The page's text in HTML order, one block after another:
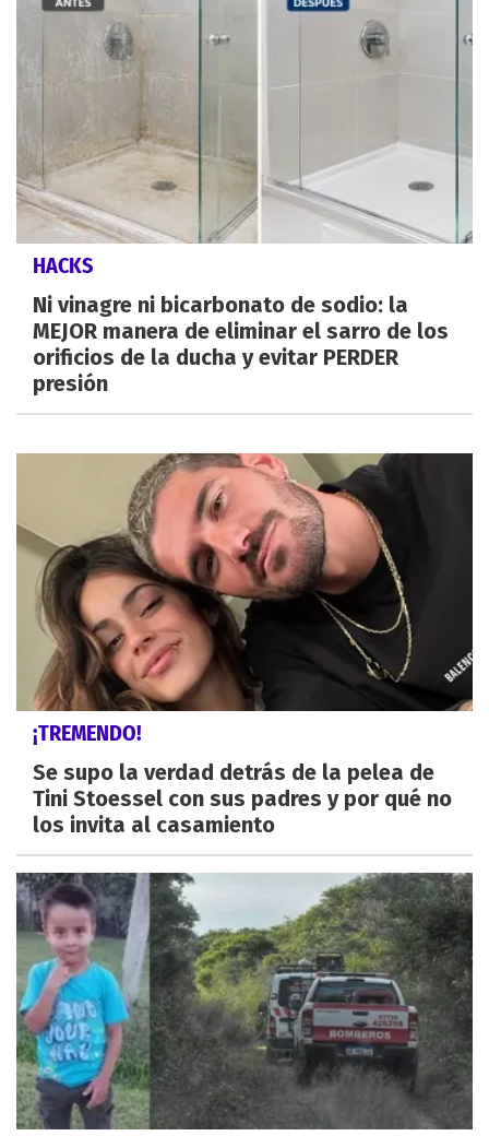
HACKS
Ni vinagre ni bicarbonato de sodio: la
MEJOR manera de eliminar el sarro de los
orificios de la ducha y evitar PERDER
presión
¡TREMENDO!
Se supo la verdad detrás de la pelea de
Tini Stoessel con sus padres y por qué no
los invita al casamiento